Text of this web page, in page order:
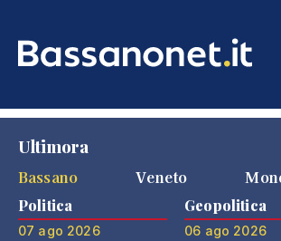
Ultimora
Bassano
Veneto
Politica
07 ago 2026
Geopolitica
06 ago 2026